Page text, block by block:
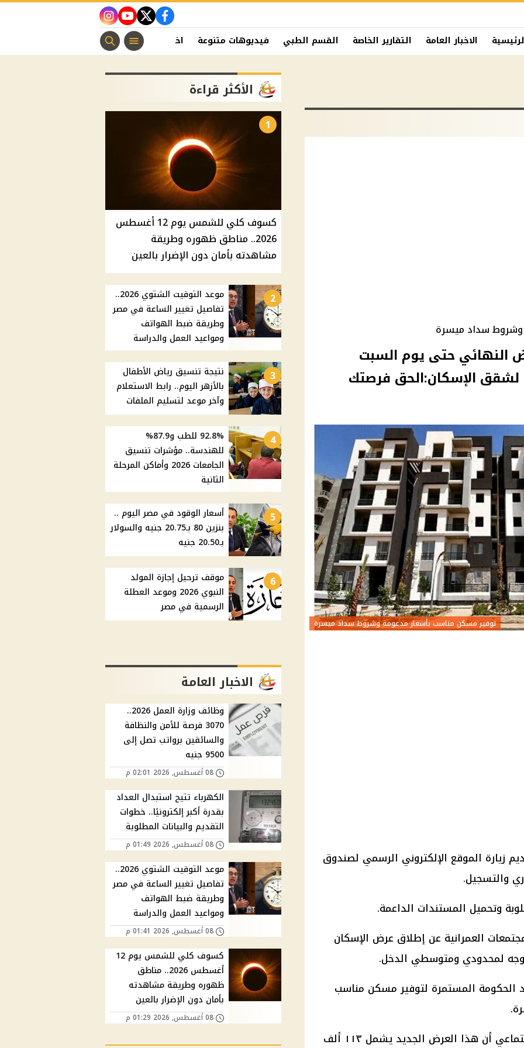
facebook
twitter
youtube
instagram
الاخبار العامة التقارير الخاصة القسم الطبي فيديوهات متنوعة اخبار الفن منوعات مسيحية
سداد ميسرة
النهائي حتى يوم السبت
توفير مسكن مناسب بأسعار مدعومة وشروط سداد ميسرة
زيارة الموقع الإلكتروني الرسمي لصندوق
والتسجيل.
وتحميل المستندات الداعمة.
العمرانية عن إطلاق عرض الإسكان
الحكومة المستمرة لتوفير مسكن مناسب
أن هذا العرض الجديد يشمل ١١٣ ألف
الأكثر قراءة
1
كسوف كلي للشمس يوم 12 أغسطس
2026.. مناطق ظهوره وطريقة
مشاهدته بأمان دون الإضرار بالعين
2
موعد التوقيت الشتوي 2026..
تفاصيل تغيير الساعة في مصر
وطريقة ضبط الهواتف
ومواعيد العمل والدراسة
3
نتيجة تنسيق رياض الأطفال
بالأزهر اليوم.. رابط الاستعلام
وآخر موعد لتسليم الملفات
4
92.8% للطب و87.9%
للهندسة.. مؤشرات تنسيق
الجامعات 2026 وأماكن المرحلة
الثانية
5
أسعار الوقود في مصر اليوم ..
بنزين 80 بـ20.75 جنيه والسولار
بـ20.50 جنيه
6
موقف ترحيل إجازة المولد
النبوي 2026 وموعد العطلة
الرسمية في مصر
الاخبار العامة
وظائف وزارة العمل 2026..
3070 فرصة للأمن والنظافة
والسائقين برواتب تصل إلى
9500 جنيه
08 أغسطس, 2026 02:01 م
الكهرباء تتيح استبدال العداد
بقدرة أكبر إلكترونيًا.. خطوات
التقديم والبيانات المطلوبة
08 أغسطس, 2026 01:49 م
موعد التوقيت الشتوي 2026..
تفاصيل تغيير الساعة في مصر
وطريقة ضبط الهواتف
ومواعيد العمل والدراسة
08 أغسطس, 2026 01:41 م
كسوف كلي للشمس يوم 12
أغسطس 2026.. مناطق
ظهوره وطريقة مشاهدته
بأمان دون الإضرار بالعين
08 أغسطس, 2026 01:29 م